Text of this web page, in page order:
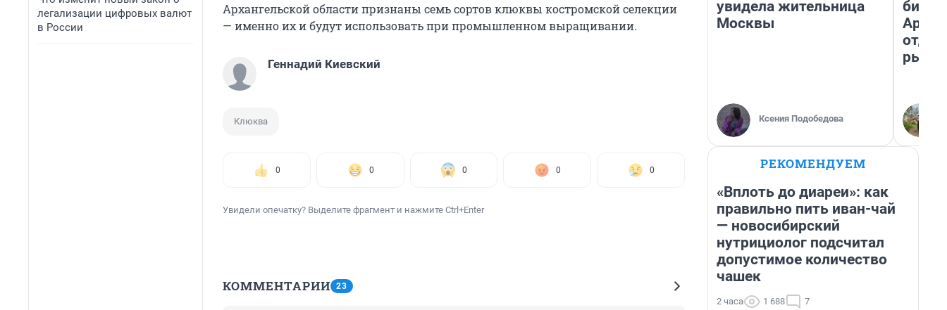
легализации цифровых валют
в России
Архангельской области признаны семь сортов клюквы костромской селекции
— именно их и будут использовать при промышленном выращивании.
Геннадий Киевский
Клюква
0 0 0 0 0
Увидели опечатку? Выделите фрагмент и нажмите Ctrl+Enter
КОММЕНТАРИИ 23
увидела жительница
Москвы
Ксения Подобедова
РЕКОМЕНДУЕМ
«Вплоть до диареи»: как
правильно пить иван-чай
— новосибирский
нутрициолог подсчитал
допустимое количество
чашек
2 часа 1 688 7